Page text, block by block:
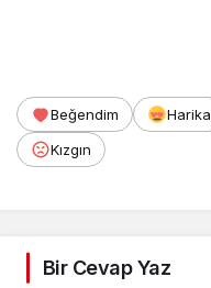
Beğendim Harika
Kızgın
Bir Cevap Yaz